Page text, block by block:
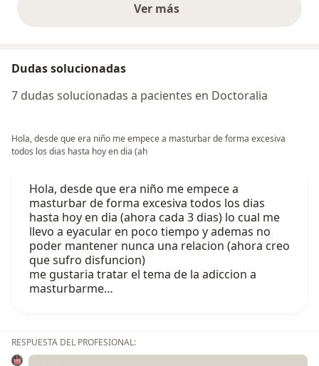
Ver másopiniones anteriores
Dudas solucionadas
7 dudas solucionadas a pacientes en Doctoralia
Hola, desde que era niño me empece a masturbar de forma excesiva
todos los dias hasta hoy en dia (ah
Hola, desde que era niño me empece a
masturbar de forma excesiva todos los dias
hasta hoy en dia (ahora cada 3 dias) lo cual me
llevo a eyacular en poco tiempo y ademas no
poder mantener nunca una relacion (ahora creo
que sufro disfuncion)
me gustaria tratar el tema de la adiccion a
masturbarme…
RESPUESTA DEL PROFESIONAL: